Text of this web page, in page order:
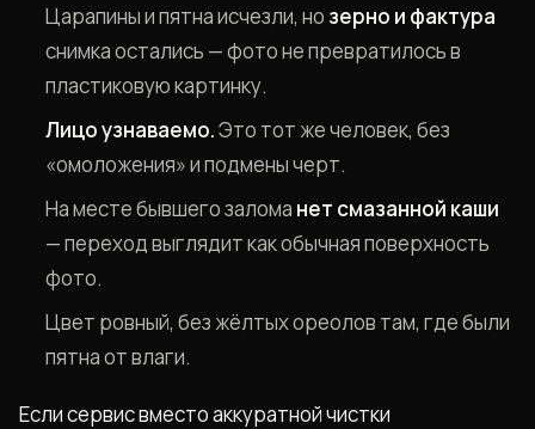
Царапины и пятна исчезли, но зерно и фактура
снимка остались — фото не превратилось в
пластиковую картинку.
Лицо узнаваемо.Это тот же человек, без
«омоложения» и подмены черт.
На месте бывшего залома нет смазанной каши
— переход выглядит как обычная поверхность
фото.
Цвет ровный, без жёлтых ореолов там, где были
пятна от влаги.
Если сервис вместо аккуратной чистки